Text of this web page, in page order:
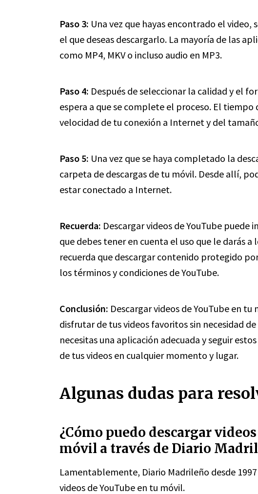
Paso 3: Una vez que hayas encontrado el
el que deseas descargarlo. La mayoría de las
como MP4, MKV o incluso audio en MP3.
Paso 4: Después de seleccionar la calidad y el
espera a que se complete el proceso. El tiempo
velocidad de tu conexión a Internet y del
Paso 5: Una vez que se haya completado la
carpeta de descargas de tu móvil. Desde allí,
estar conectado a Internet.
Recuerda: Descargar videos de YouTube
que debes tener en cuenta el uso que le darás a
recuerda que descargar contenido protegido
los términos y condiciones de YouTube.
Conclusión: Descargar videos de YouTube en
disfrutar de tus videos favoritos sin necesidad
necesitas una aplicación adecuada y seguir
de tus videos en cualquier momento y lugar.
Algunas dudas para
¿Cómo puedo descargar
móvil a través de Diario
Lamentablemente, Diario Madrileño desde
videos de YouTube en tu móvil.